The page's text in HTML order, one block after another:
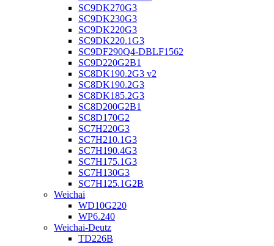
SC9DK270G3
SC9DK230G3
SC9DK220G3
SC9DK220.1G3
SC9DF290Q4-DBLF1562
SC9D220G2B1
SC8DK190.2G3 v2
SC8DK190.2G3
SC8DK185.2G3
SC8D200G2B1
SC8D170G2
SC7H220G3
SC7H210.1G3
SC7H190.4G3
SC7H175.1G3
SC7H130G3
SC7H125.1G2B
Weichai
WD10G220
WP6.240
Weichai-Deutz
TD226B